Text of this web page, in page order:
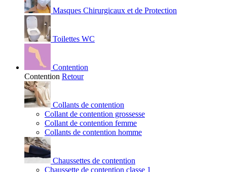
Masques Chirurgicaux et de Protection
Toilettes WC
Contention
Contention Retour
Collants de contention
Collant de contention grossesse
Collant de contention femme
Collants de contention homme
Chaussettes de contention
Chaussette de contention classe 1